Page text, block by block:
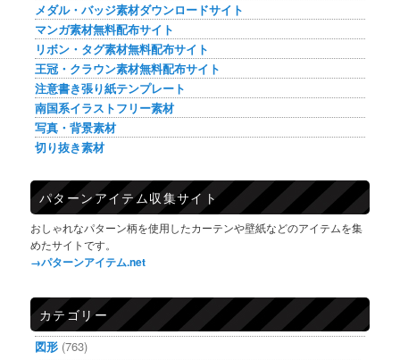
メダル・バッジ素材ダウンロードサイト
マンガ素材無料配布サイト
リボン・タグ素材無料配布サイト
王冠・クラウン素材無料配布サイト
注意書き張り紙テンプレート
南国系イラストフリー素材
写真・背景素材
切り抜き素材
パターンアイテム収集サイト
おしゃれなパターン柄を使用したカーテンや壁紙などのアイテムを集
めたサイトです。
→パターンアイテム.net
カテゴリー
図形 (763)